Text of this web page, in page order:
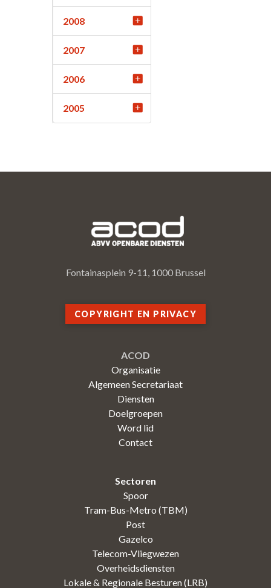
2008
2007
2006
2005
Fontainasplein 9-11, 1000 Brussel
COPYRIGHT EN PRIVACY
ACOD
Organisatie
Algemeen Secretariaat
Diensten
Doelgroepen
Word lid
Contact
Sectoren
Spoor
Tram-Bus-Metro (TBM)
Post
Gazelco
Telecom-Vliegwezen
Overheidsdiensten
Lokale & Regionale Besturen (LRB)